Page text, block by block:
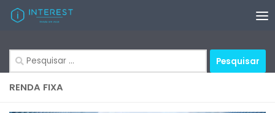
Skip to content
por:
RENDA FIXA